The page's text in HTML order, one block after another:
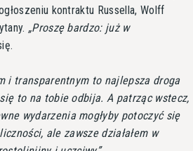
kontraktu Russella, Wolff
Proszę bardzo: już w
i transparentnym to najlepsza droga
to na tobie odbija. A patrząc wstecz,
wydarzenia mogłyby potoczyć się
ale zawsze działałem w